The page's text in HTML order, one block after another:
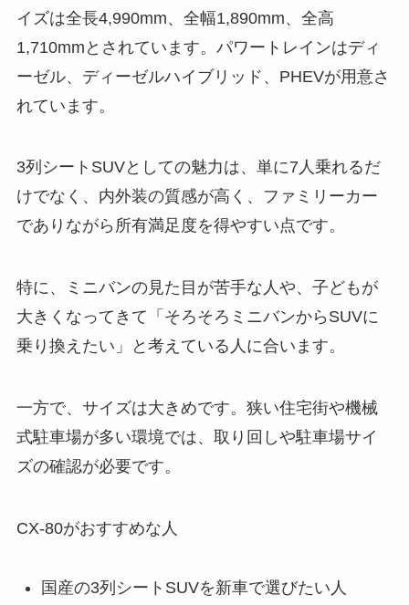
イズは全長4,990mm、全幅1,890mm、全高
1,710mmとされています。パワートレインはディ
ーゼル、ディーゼルハイブリッド、PHEVが用意さ
れています。
3列シートSUVとしての魅力は、単に7人乗れるだ
けでなく、内外装の質感が高く、ファミリーカー
でありながら所有満足度を得やすい点です。
特に、ミニバンの見た目が苦手な人や、子どもが
大きくなってきて「そろそろミニバンからSUVに
乗り換えたい」と考えている人に合います。
一方で、サイズは大きめです。狭い住宅街や機械
式駐車場が多い環境では、取り回しや駐車場サイ
ズの確認が必要です。
CX-80がおすすめな人
国産の3列シートSUVを新車で選びたい人